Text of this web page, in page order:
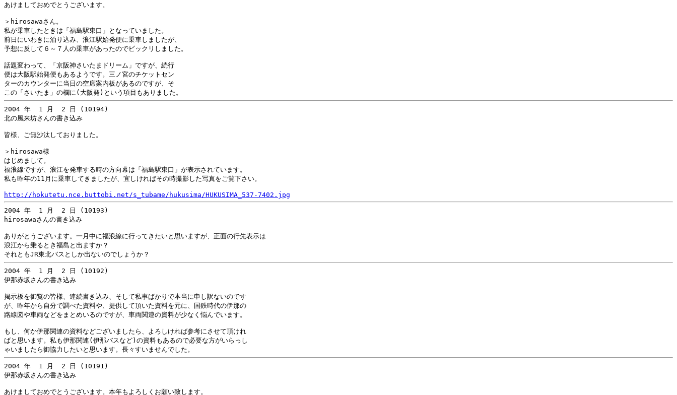
あけましておめでとうございます。
＞hirosawaさん。
私が乗車したときは「福島駅東口」となっていました。
前日にいわきに泊り込み、浪江駅始発便に乗車しましたが、
予想に反して６～７人の乗車があったのでビックリしました。
話題変わって、「京阪神さいたまドリーム」ですが、続行
便は大阪駅始発便もあるようです。三ノ宮のチケットセン
ターのカウンターに当日の空席案内板があるのですが、そ
2004 年  1 月  2 日 (10194)
北の風来坊さんの書き込み
皆様、ご無沙汰しておりました。
＞hirosawa様
はじめまして。
福浪線ですが、浪江を発車する時の方向幕は「福島駅東口」が表示されています。
私も昨年の11月に乗車してきましたが、宜しければその時撮影した写真をご覧下さい。
http://hokutetu.nce.buttobi.net/s_tubame/hukusima/HUKUSIMA_537-7402.jpg
2004 年  1 月  2 日 (10193)
hirosawaさんの書き込み
ありがとうございます。一月中に福浪線に行ってきたいと思いますが、正面の行先表示は
浪江から乗るとき福島と出ますか？
2004 年  1 月  2 日 (10192)
伊那赤坂さんの書き込み
掲示板を御覧の皆様、連続書き込み、そして私事ばかりで本当に申し訳ないのです
が、昨年から自分で調べた資料や、提供して頂いた資料を元に、国鉄時代の伊那の
路線図や車両などをまとめいるのですが、車両関連の資料が少なく悩んでいます。
もし、何か伊那関連の資料などございましたら、よろしければ参考にさせて頂けれ
ばと思います。私も伊那関連(伊那バスなど)の資料もあるので必要な方がいらっし
2004 年  1 月  2 日 (10191)
伊那赤坂さんの書き込み
あけましておめでとうございます。本年もよろしくお願い致します。